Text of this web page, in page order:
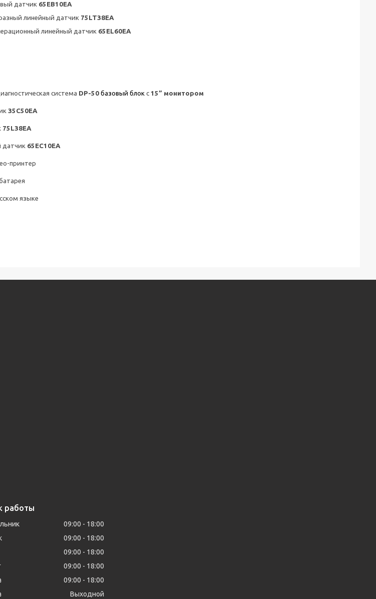
датчик 65EB10EA
линейный датчик 75 LT38EA
линейный датчик 65 EL60EA
система DP-50 базовый блок с15” монитором
35 C50EA
75 L38EA
датчик 65EC10EA
принтер
языке
работы
09:00
18:00
09:00
18:00
09:00
18:00
09:00
18:00
09:00
18:00
Выходной